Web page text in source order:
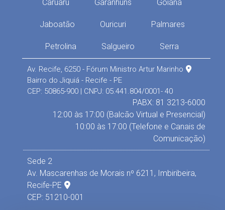
Caruaru Garanhuns Goiana
Jaboatão Ouricuri Palmares
Petrolina Salgueiro Serra
Av. Recife, 6250 - Fórum Ministro Artur Marinho
Bairro do Jiquiá - Recife - PE
CEP: 50865-900 | CNPJ: 05.441.804/0001- 40
PABX: 81 3213-6000
12:00 às 17:00 (Balcão Virtual e Presencial)
10:00 às 17:00 (Telefone e Canais de
Comunicação)
Sede 2
Av. Mascarenhas de Morais nº 6211, Imbiribeira,
Recife-PE
CEP: 51210-001